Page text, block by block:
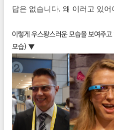
답은 없습니다. 왜 이러고 있
이렇게 우스꽝스러운 모습을 보여주
모습) ▼